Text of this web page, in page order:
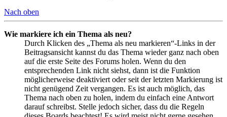
Nach oben
Wie markiere ich ein Thema als neu?
Durch Klicken des „Thema als neu markieren“-Links in der
Beitragsansicht kannst du das Thema wieder ganz nach oben
auf die erste Seite des Forums holen. Wenn du den
entsprechenden Link nicht siehst, dann ist die Funktion
möglicherweise deaktiviert oder seit der letzten Markierung ist
nicht genügend Zeit vergangen. Es ist auch möglich, das
Thema nach oben zu holen, indem du einfach eine Antwort
darauf schreibst. Stelle jedoch sicher, dass du die Regeln